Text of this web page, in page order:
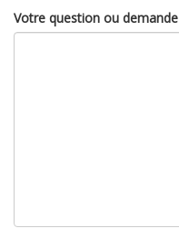
Votre question ou demande